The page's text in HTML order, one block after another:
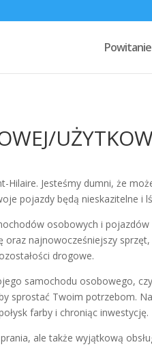
Powitanie
Hilaire. Jesteśmy dumni, że
pojazdy będą nieskazitelne i
osobowych i
najnowocześniejszy
drogowe.
samochodu osobowego,
sprostać Twoim potrzebom.
farby i chroniąc inwestycję.
ale także wyjątkową